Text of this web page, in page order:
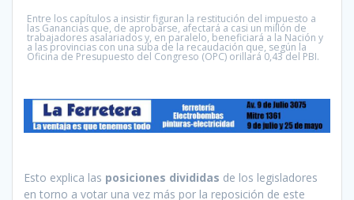
Entre los capítulos a insistir figuran la restitución del impuesto a
las Ganancias que, de aprobarse, afectará a casi un millón de
trabajadores asalariados y, en paralelo, beneficiará a la Nación y
a las provincias con una suba de la recaudación que, según la
Oficina de Presupuesto del Congreso (OPC) orillará 0,43 del PBI.
Esto explica las posiciones divididas de los legisladores
en torno a votar una vez más por la reposición de este